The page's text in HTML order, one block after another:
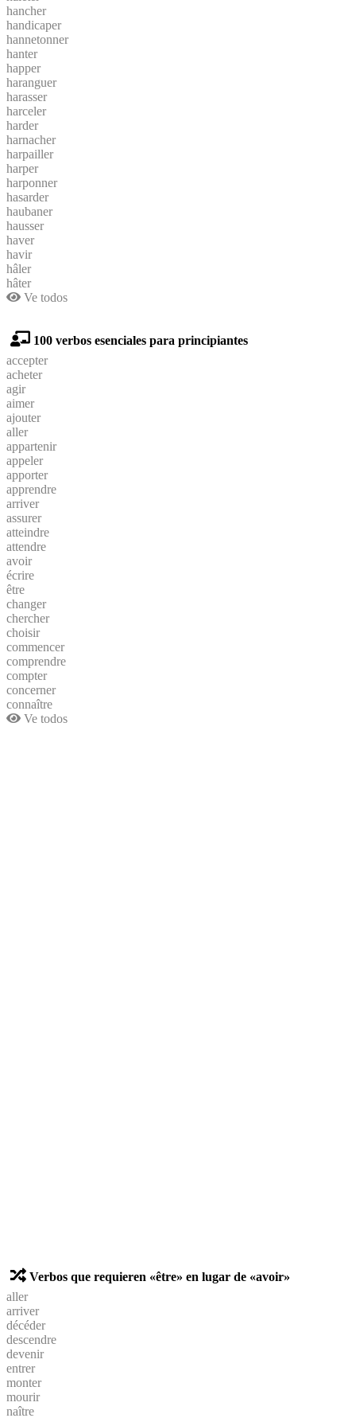
hancher
handicaper
hannetonner
hanter
happer
haranguer
harasser
harceler
harder
harnacher
harpailler
harper
harponner
hasarder
haubaner
hausser
haver
havir
hâler
hâter
Ve todos
100 verbos esenciales para principiantes
accepter
acheter
agir
aimer
ajouter
aller
appartenir
appeler
apporter
apprendre
arriver
assurer
atteindre
attendre
avoir
écrire
être
changer
chercher
choisir
commencer
comprendre
compter
concerner
connaître
Ve todos
Verbos que requieren «être» en lugar de «avoir»
aller
arriver
décéder
descendre
devenir
entrer
monter
mourir
naître